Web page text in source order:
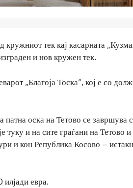
кружниот тек кај касарната
и нов кружен тек.
„Благоја Тоска“, кој е со
оска на Тетово се завршува
и на сите граѓани на Тетово и
и кон Република Косово –
илјади евра.